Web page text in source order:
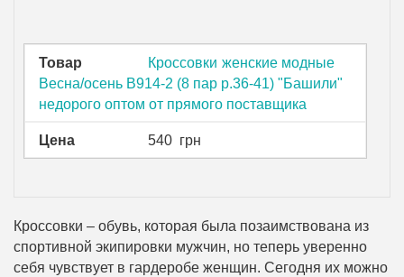
Товар
Кроссовки женские модные
Весна/осень B914-2 (8 пар р.36-41) "Башили"
недорого оптом от прямого поставщика
Цена 540 грн
Кроссовки – обувь, которая была позаимствована из
спортивной экипировки мужчин, но теперь уверенно
себя чувствует в гардеробе женщин. Сегодня их можно